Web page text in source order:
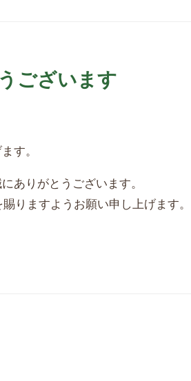
ございます
す。
ありがとうございます。
りますようお願い申し上げます。